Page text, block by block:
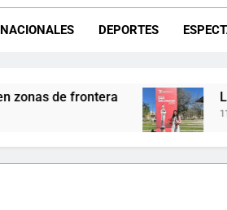
Día del Niño en La Quiaca: el municipio
NACIONALES DEPORTES
Luciana Álvarez recibió